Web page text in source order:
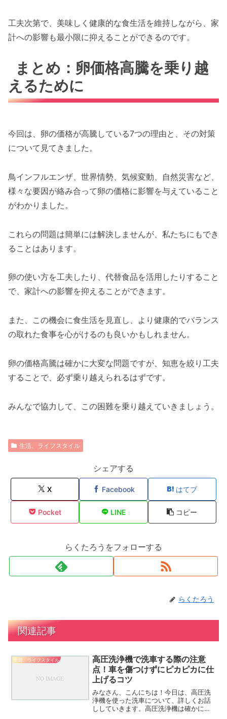
工夫次第で、美味しく健康的な食生活を維持しながら、家
計への影響も最小限に抑えることができるのです。
まとめ：卵価格高騰を乗り越
えるために
今回は、卵の価格が高騰している7つの理由と、その対策
について見てきました。
鳥インフルエンザ、世界情勢、気候変動、自然災害など、
様々な要因が絡み合って卵の価格に影響を与えていること
がわかりました。
これらの問題は簡単には解決しませんが、私たちにもでき
ることはあります。
卵の使い方を工夫したり、代替食品を活用したりすること
で、家計への影響を抑えることができます。
また、この機会に食生活を見直し、より健康的でバランス
の取れた食事を心がけるのも良いかもしれません。
卵の価格高騰は確かに大変な問題ですが、知恵を絞り工夫
することで、必ず乗り越えられるはずです。
みんなで協力して、この困難を乗り越えていきましょう。
生活、ライフスタイル
シェアする
X Facebook はてブ
Pocket LINE コピー
らくたろうをフォローする
らくたろう
関連記事
生活、ライフスタイル
高圧洗浄機で洗車する際の注意
点！車を傷つけずにピカピカに仕
上げるコツ
みなさん、こんにちは！今日は、高圧洗
浄機を使った洗車について、詳しくお話
ししていきます。高圧洗浄機は確かに便